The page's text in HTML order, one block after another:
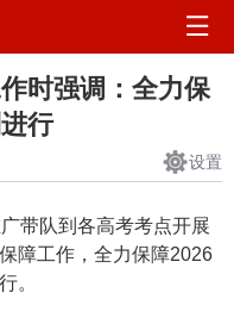
时强调：全力保
行
设置
队到各高考考点开展
障工作，全力保障2026
。